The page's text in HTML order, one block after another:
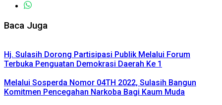
Baca Juga
Hj. Sulasih Dorong Partisipasi Publik Melalui Forum
Terbuka Penguatan Demokrasi Daerah Ke 1
Melalui Sosperda Nomor 04TH 2022, Sulasih Bangun
Komitmen Pencegahan Narkoba Bagi Kaum Muda